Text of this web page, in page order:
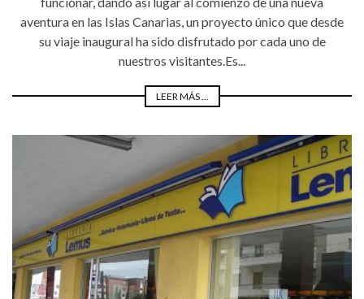
aventura en las Islas Canarias, un proyecto único que desde
su viaje inaugural ha sido disfrutado por cada uno de
nuestros visitantes.Es...
LEER MÁS ...